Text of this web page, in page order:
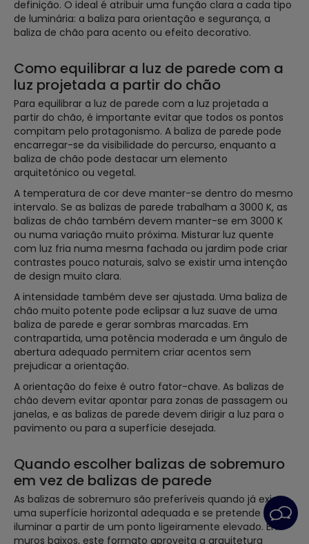
definição. O ideal é atribuir uma função clara a cada tipo
de luminária: a baliza para orientação e segurança, a
baliza de chão para acento ou efeito decorativo.
Como equilibrar a luz de parede com a
luz projetada a partir do chão
Para equilibrar a luz de parede com a luz projetada a
partir do chão, é importante evitar que todos os pontos
compitam pelo protagonismo. A baliza de parede pode
encarregar-se da visibilidade do percurso, enquanto a
baliza de chão pode destacar um elemento
arquitetónico ou vegetal.
A temperatura de cor deve manter-se dentro do mesmo
intervalo. Se as balizas de parede trabalham a 3000 K, as
balizas de chão também devem manter-se em 3000 K
ou numa variação muito próxima. Misturar luz quente
com luz fria numa mesma fachada ou jardim pode criar
contrastes pouco naturais, salvo se existir uma intenção
de design muito clara.
A intensidade também deve ser ajustada. Uma baliza de
chão muito potente pode eclipsar a luz suave de uma
baliza de parede e gerar sombras marcadas. Em
contrapartida, uma potência moderada e um ângulo de
abertura adequado permitem criar acentos sem
prejudicar a orientação.
A orientação do feixe é outro fator-chave. As balizas de
chão devem evitar apontar para zonas de passagem ou
janelas, e as balizas de parede devem dirigir a luz para o
pavimento ou para a superfície desejada.
Quando escolher balizas de sobremuro
em vez de balizas de parede
As balizas de sobremuro são preferíveis quando já existe
uma superfície horizontal adequada e se pretende
iluminar a partir de um ponto ligeiramente elevado. Em
muros baixos, este formato aproveita a arquitetura